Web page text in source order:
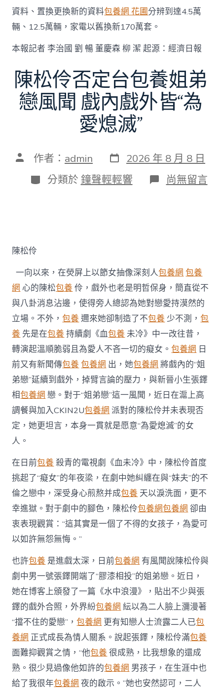
資料、置換更換新的資料包養網 花圃分辨到達4.5萬
輛、12.5萬輛，家電以舊換新170萬套。
本報記者 李治國 劉 暢 董慶森 柳 潔 起源：經濟日報
陳松伶否定台包養姐弟
戀風聞 戲內戲外皆“為
愛熄滅”
文 作者： admin 發
表
日
期
2026 年 8 月 8 日
分
類
分類於 鐘聲輕輕響 在
〈陳
姐
弟
戀
風
聞
戲
內
戲
外
皆
“為
愛
熄
滅”〉
中
尚無留言
陳松伶
一向以來，在熒屏上以節女抽像深刻人包養網 包養
網 心的陳松包養 伶，戲外也老是明哲保身，簡直從不
與八卦消息沾邊，使得旁人總認為她對戀愛持漠然的
立場。不外，包養 邇來她卻制造了不包養 少不測，包
養 先是在包養 持續劇《血包養 未冷》中一改往昔，
轉演起溫順脆弱且為愛人不吝一切的癡女。包養網 日
前又有新聞傳包養 包養網 出，她包養網 將戲內的“姐
弟戀”延續到戲外，掉臂言論的壓力，與新晉小生張鐸
相包養網 戀。對于“姐弟戀”這一風聞，近日在滬上高
調餐與加入CKIN2U包養網 派對的陳松伶并未表現否
定，她更坦言，本身一貫就是愿意“為愛熄滅”的女
人。
在日前包養 殺青的電視劇《血未冷》中，陳松伶首度
挑起了“癡女”的年夜梁，在劇中她糾纏在與“妹夫”的不
倫之戀中，深受身心煎熬并成包養 天以淚洗面，更不
幸進獄。對于劇中的腳色，陳松伶包養網包養網 卻由
衷表現觀賞：“這其實是一個了不得的女孩子，為愛可
以如許無怨無悔。”
也許包養 是進戲太深，日前包養網 有風聞說陳松伶與
劇中男一號張鐸開端了“膠漆相投”的姐弟戀。近日，
她在博客上頒發了一篇《水中浪漫》，貼出不少與張
鐸的戲外合照，外界紛包養網 紜以為二人臉上瀰漫著
“擋不住的愛戀”，包養網 更有知戀人士流露二人已包
養網 正式成長為情人關系。說起張鐸，陳松伶滿包養
面難抑觀賞之情，“他包養 很成熟，比我想象的還成
熟。很少見過像他如許的包養網 男孩子，在生涯中也
給了我很年包養網 夜的啟示。”她也安然認可，二人